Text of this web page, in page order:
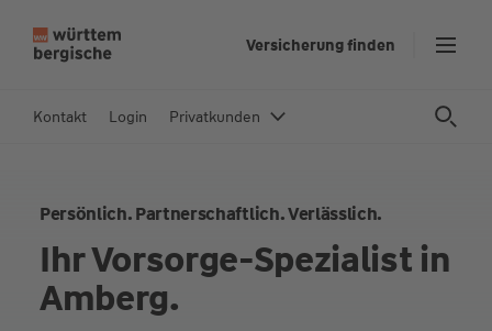
In
Versicherung finden
Kontakt Login Privatkunden
Persönlich. Partnerschaftlich. Verlässlich.
Ihr Vorsorge-Spezialist in
Amberg.